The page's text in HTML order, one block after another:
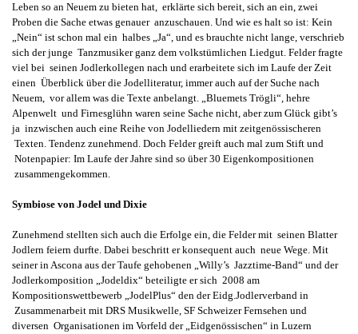
Leben so an Neuem zu bieten hat, erklärte sich bereit, sich an ein, zwei
Proben die Sache etwas genauer anzuschauen. Und wie es halt so ist: Kein
„Nein“ ist schon mal ein halbes „Ja“, und es brauchte nicht lange, verschrieb
sich der junge Tanzmusiker ganz dem volkstümlichen Liedgut. Felder fragte
viel bei seinen Jodlerkollegen nach und erarbeitete sich im Laufe der Zeit
einen Überblick über die Jodelliteratur, immer auch auf der Suche nach
Neuem, vor allem was die Texte anbelangt. „Bluemets Trögli“, hehre
Alpenwelt und Firnesglühn waren seine Sache nicht, aber zum Glück gibt’s
ja inzwischen auch eine Reihe von Jodelliedern mit zeitgenössischeren
Texten. Tendenz zunehmend. Doch Felder greift auch mal zum Stift und
Notenpapier: Im Laufe der Jahre sind so über 30 Eigenkompositionen
zusammengekommen.
Symbiose von Jodel und Dixie
Zunehmend stellten sich auch die Erfolge ein, die Felder mit seinen Blatter
Jodlern feiern durfte. Dabei beschritt er konsequent auch neue Wege. Mit
seiner in Ascona aus der Taufe gehobenen „Willy’s Jazztime-Band“ und der
Jodlerkomposition „Jodeldix“ beteiligte er sich 2008 am
Kompositionswettbewerb „JodelPlus“ den der Eidg.Jodlerverband in
Zusammenarbeit mit DRS Musikwelle, SF Schweizer Fernsehen und
diversen Organisationen im Vorfeld der „Eidgenössischen“ in Luzern